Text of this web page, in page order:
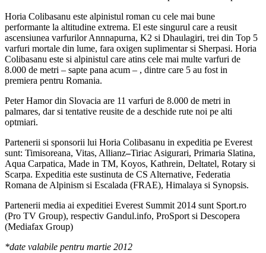
Horia Colibasanu este alpinistul roman cu cele mai bune
performante la altitudine extrema. El este singurul care a reusit
ascensiunea varfurilor Annnapurna, K2 si Dhaulagiri, trei din Top 5
varfuri mortale din lume, fara oxigen suplimentar si Sherpasi. Horia
Colibasanu este si alpinistul care atins cele mai multe varfuri de
8.000 de metri – sapte pana acum – , dintre care 5 au fost in
premiera pentru Romania.
Peter Hamor din Slovacia are 11 varfuri de 8.000 de metri in
palmares, dar si tentative reusite de a deschide rute noi pe alti
optmiari.
Partenerii si sponsorii lui Horia Colibasanu in expeditia pe Everest
sunt: Timisoreana, Vitas, Allianz–Tiriac Asigurari, Primaria Slatina,
Aqua Carpatica, Made in TM, Koyos, Kathrein, Deltatel, Rotary si
Scarpa. Expeditia este sustinuta de CS Alternative, Federatia
Romana de Alpinism si Escalada (FRAE), Himalaya si Synopsis.
Partenerii media ai expeditiei Everest Summit 2014 sunt Sport.ro
(Pro TV Group), respectiv Gandul.info, ProSport si Descopera
(Mediafax Group)
*date valabile pentru martie 2012